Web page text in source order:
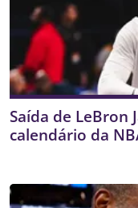
Saída de LeBron
calendário da